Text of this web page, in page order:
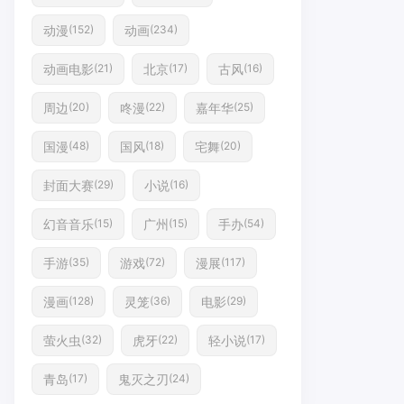
动漫(152) 动画(234)
动画电影(21) 北京(17) 古风(16)
周边 (20) 咚漫(22) 嘉年华(25)
国漫(48) 国风(18) 宅舞(20)
封面大赛(29) 小说(16)
幻音音乐(15) 广州 (15) 手办(54)
手游(35) 游戏(72) 漫展(117)
漫画(128) 灵笼(36) 电影(29)
萤火虫 (32) 虎牙(22) 轻小说(17)
青岛(17) 鬼灭之刃(24)